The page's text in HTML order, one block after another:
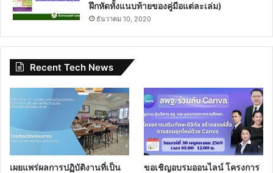
ฝึกหัดทั้งแนบท้ายของคู่มือแต่ละเล่ม)
ธันวาคม 10, 2020
Recent Tech News
เผยแพร่ผลการปฏิบัติงานที่เป็น
ขอเชิญอบรมออนไลน์ โครงการ